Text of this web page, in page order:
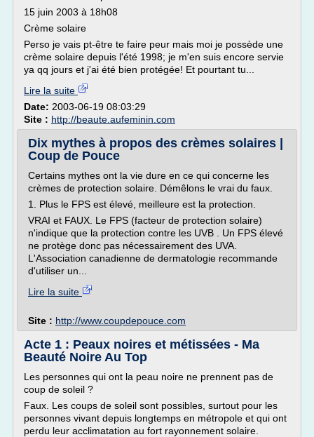
15 juin 2003 à 18h08
Crème solaire
Perso je vais pt-être te faire peur mais moi je possède une
crème solaire depuis l'été 1998; je m'en suis encore servie
ya qq jours et j'ai été bien protégée! Et pourtant tu...
Lire la suite
Date: 2003-06-19 08:03:29
Site : http://beaute.aufeminin.com
Dix mythes à propos des crèmes solaires |
Coup de Pouce
Certains mythes ont la vie dure en ce qui concerne les
crèmes de protection solaire. Démêlons le vrai du faux.
1. Plus le FPS est élevé, meilleure est la protection.
VRAI et FAUX. Le FPS (facteur de protection solaire)
n'indique que la protection contre les UVB . Un FPS élevé
ne protège donc pas nécessairement des UVA.
L'Association canadienne de dermatologie recommande
d'utiliser un...
Lire la suite
Site : http://www.coupdepouce.com
Acte 1 : Peaux noires et métissées - Ma
Beauté Noire Au Top
Les personnes qui ont la peau noire ne prennent pas de
coup de soleil ?
Faux. Les coups de soleil sont possibles, surtout pour les
personnes vivant depuis longtemps en métropole et qui ont
perdu leur acclimatation au fort rayonnement solaire.